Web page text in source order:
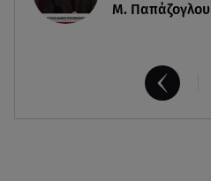
Μ. Παπάζογλου